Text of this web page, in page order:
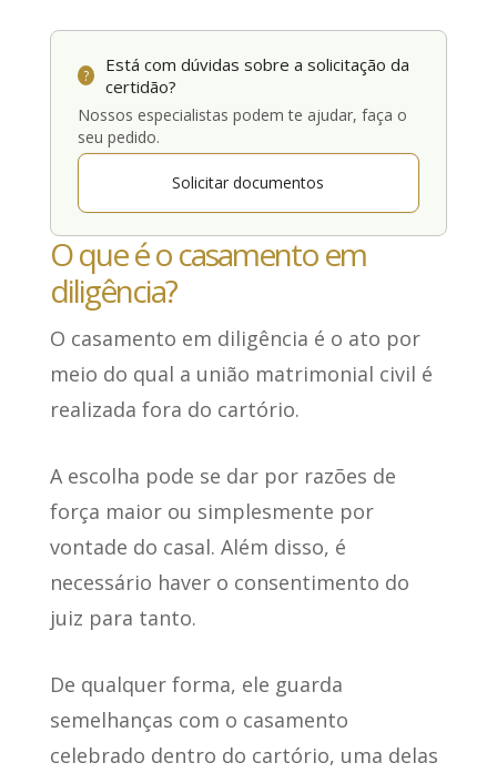
?
Está com dúvidas sobre a solicitação da
certidão?
Nossos especialistas podem te ajudar, faça o
seu pedido.
Solicitar documentos
O que é o casamento em
diligência?
O casamento em diligência é o ato por
meio do qual a união matrimonial civil é
realizada fora do cartório.
A escolha pode se dar por razões de
força maior ou simplesmente por
vontade do casal. Além disso, é
necessário haver o consentimento do
juiz para tanto.
De qualquer forma, ele guarda
semelhanças com o casamento
celebrado dentro do cartório, uma delas